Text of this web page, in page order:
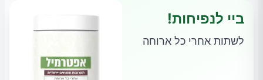
ביי לנפיחות!
לשתות אחרי כל ארוחה